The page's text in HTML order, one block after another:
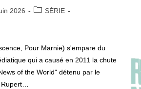
2026
PostSÉRIE
Pour Marnie) s'empare du
qui a causé en 2011 la chute
of the World" détenu par le
Rupert…